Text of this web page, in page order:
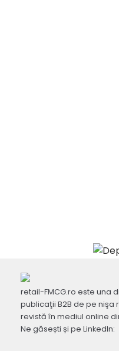
retail-FMCG.ro este una
publicaţii B2B de pe nişa
revistă în mediul online
Ne găsești și pe LinkedIn: